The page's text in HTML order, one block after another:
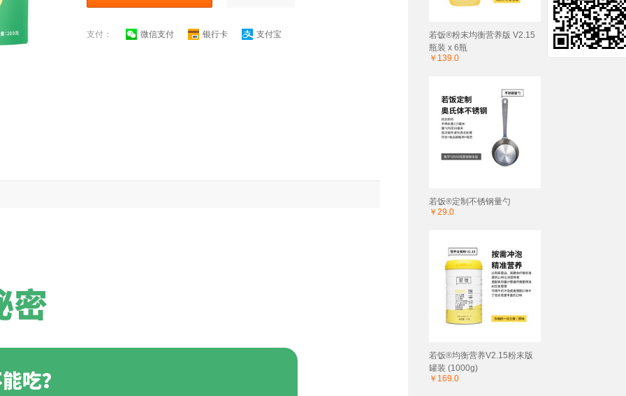
支付： 微信支付 银行卡 支付宝
若饭®粉末均衡营养版 V2.15
瓶装 x 6瓶
￥139.0
若饭®定制不锈钢量勺
￥29.0
若饭®均衡营养V2.15粉末版
罐装 (1000g)
￥169.0